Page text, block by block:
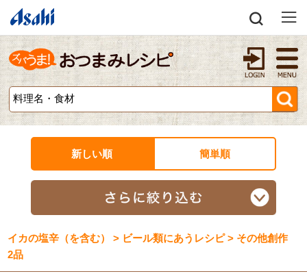
新しい順 簡単順
イカの塩辛（を含む） > ビール類にあうレシピ > その他創作
2品